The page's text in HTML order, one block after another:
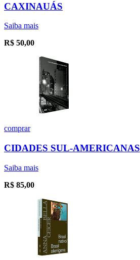
CAXINAUÁS
Saiba mais
R$ 50,00
comprar
CIDADES SUL-AMERICANAS
Saiba mais
R$ 85,00